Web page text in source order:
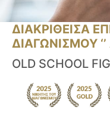
ΔΙΑΚΡΙΘΕΙΣΑ
ΔΙΑΓΩΝΙΣΜΟΥ ‘’
OLD SCHOOL